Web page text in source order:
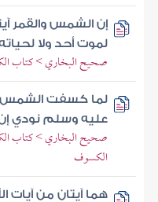
إن الشمس والقمر
لموت أحد ولا
صحيح البخاري > كتاب
لما كسفت الشمس
عليه وسلم نودي
صحيح البخاري > كتاب
الكسوف
هما آيتان من آيات